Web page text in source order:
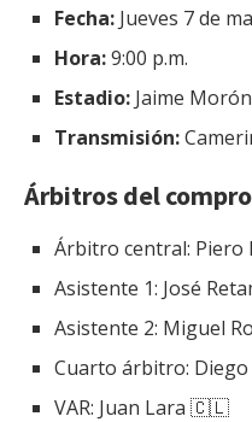
Fecha: Jueves 7 de
Hora:9:00 p.m.
Estadio: Jaime
Transmisión:
Árbitros del
Árbitro central:
Asistente 1: José
Asistente 2: Miguel
Cuarto árbitro:
VAR: Juan Lara 🇨🇱